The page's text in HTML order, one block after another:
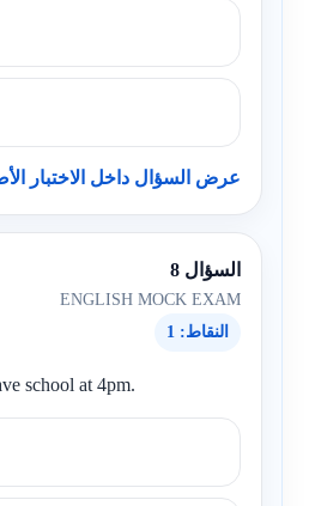
عرض السؤال داخل الاختبار
السؤال 8
ENGLISH MOCK EXAM
النقاط: 1
school at 4pm.